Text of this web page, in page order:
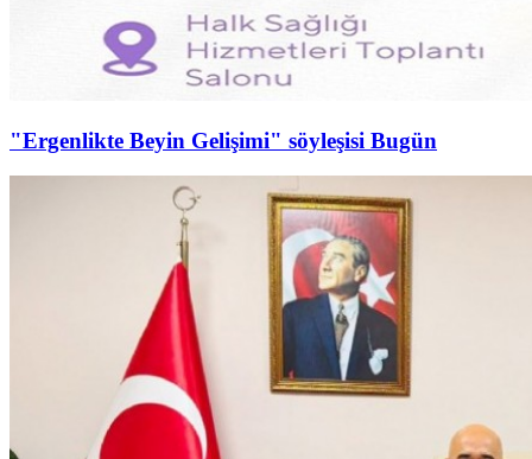
"Ergenlikte Beyin Gelişimi" söyleşisi Bugün